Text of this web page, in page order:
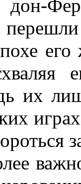
их